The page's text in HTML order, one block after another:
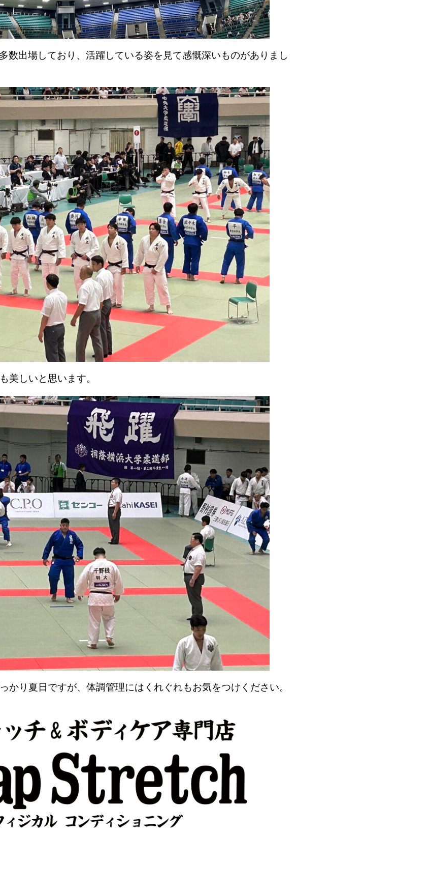
数出場しており、活躍している姿を見て感慨深いものがありまし
美しいと思います。
かり夏日ですが、体調管理にはくれぐれもお気をつけください。